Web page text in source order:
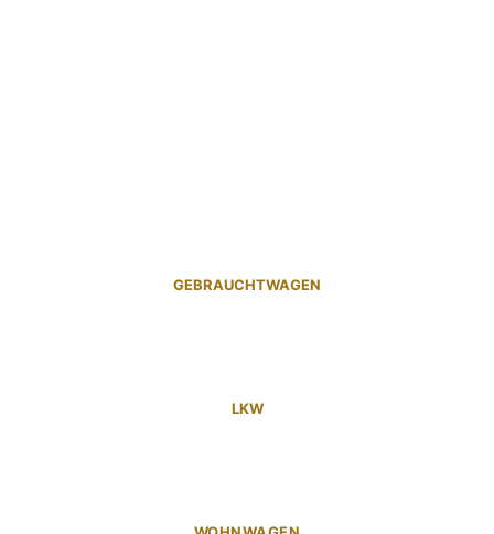
GEBRAUCHTWAGEN
LKW